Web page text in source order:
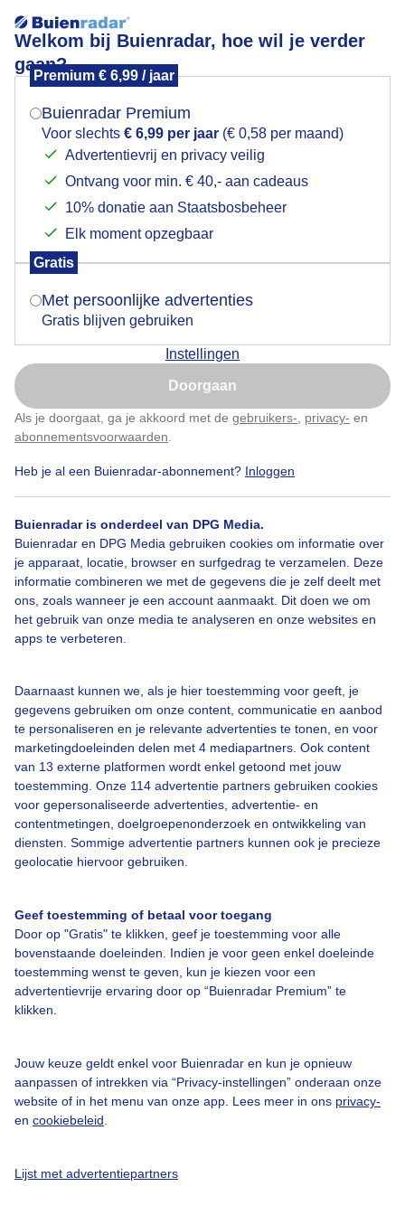
Welkom bij Buienradar, hoe wil je verder
gaan?
Premium € 6,99 / jaar
Buienradar Premium
Voor slechts € 6,99 per jaar (€ 0,58 per maand)
Advertentievrij en privacy veilig
Ontvang voor min. € 40,- aan cadeaus
10% donatie aan Staatsbosbeheer
Elk moment opzegbaar
Gratis
Met persoonlijke advertenties
Gratis blijven gebruiken
Instellingen
Doorgaan
Als je doorgaat, ga je akkoord met de gebruikers- privacy- en
abonnementsvoorwaarden
Heb je al een Buienradar-abonnement? Inloggen
Buienradar is onderdeel van DPG Media.
Buienradar en DPG Media gebruiken cookies om informatie over
je apparaat, locatie, browser en surfgedrag te verzamelen. Deze
informatie combineren we met de gegevens die je zelf deelt met
ons, zoals wanneer je een account aanmaakt. Dit doen we om
het gebruik van onze media te analyseren en onze websites en
apps te verbeteren.
Daarnaast kunnen we, als je hier toestemming voor geeft, je
gegevens gebruiken om onze content, communicatie en aanbod
te personaliseren en je relevante advertenties te tonen, en voor
marketingdoeleinden delen met 4 mediapartners. Ook content
van 13 externe platformen wordt enkel getoond met jouw
toestemming. Onze 114 advertentie partners gebruiken cookies
voor gepersonaliseerde advertenties, advertentie- en
contentmetingen, doelgroepenonderzoek en ontwikkeling van
diensten. Sommige advertentie partners kunnen ook je precieze
geolocatie hiervoor gebruiken.
Geef toestemming of betaal voor toegang
Door op "Gratis" te klikken, geef je toestemming voor alle
bovenstaande doeleinden. Indien je voor geen enkel doeleinde
toestemming wenst te geven, kun je kiezen voor een
advertentievrije ervaring door op “Buienradar Premium” te
klikken.
Jouw keuze geldt enkel voor Buienradar en kun je opnieuw
aanpassen of intrekken via “Privacy-instellingen” onderaan onze
website of in het menu van onze app. Lees meer in ons privacy-
en cookiebeleid
Lijst met advertentiepartners
Hemelsblauw
Door: Gert de Bruijn Gemaakt: 31-01-2026, 16x bekeken
Fietspad Hemelsblauw
Bekijk slideshow
Over Buienradar
Bedrijfsgegevens
Contact
Toegankelijkheid
Gebruikersvoorwaarden
Adverteren
Privacy beleid
Cookie beleid
Mogen we je locatie gebruiken voor het
Indien je hier nog geen akkoord op hebt gegeven,
verschijnt er zo een pop-up uit je browser waarin
Is goed, toon de popup
Nu niet, misschien later
Klik hierom dit aan te passen